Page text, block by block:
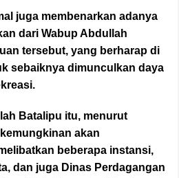
juga membenarkan adanya
dari Wabup Abdullah
tersebut, yang berharap di
sebaiknya dimunculkan daya
Batalipu itu, menurut
akan
beberapa instansi,
dan juga Dinas Perdagangan